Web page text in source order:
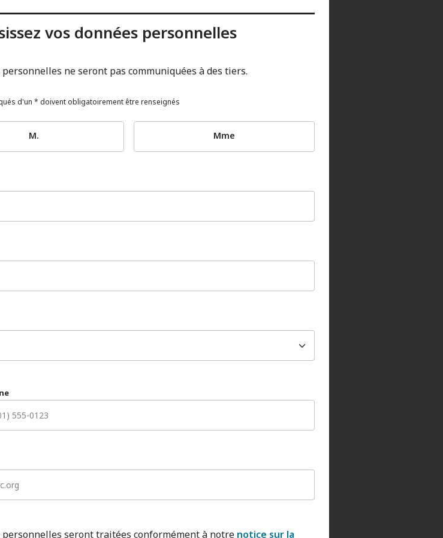
vos données personnelles
personnelles ne seront pas communiquées à des tiers.
d'un * doivent obligatoirement être renseignés
M. Mme
personnelles seront traitées conformément à notre notice sur la